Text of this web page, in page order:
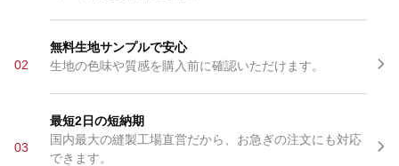
02
無料生地サンプルで安心
生地の色味や質感を購入前に確認いただけます。
03
最短2日の短納期
国内最大の縫製工場直営だから、お急ぎの注文にも対応
できます。